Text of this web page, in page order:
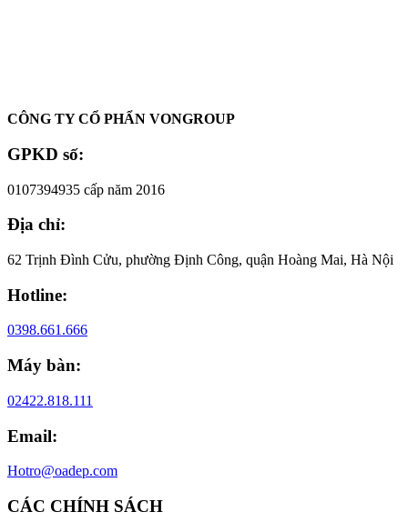
CÔNG TY CỔ PHẨN VONGROUP
GPKD số:
0107394935 cấp năm 2016
Địa chỉ:
62 Trịnh Đình Cửu, phường Định Công, quận Hoàng Mai, Hà Nội
Hotline:
0398.661.666
Máy bàn:
02422.818.111
Email:
Hotro@oadep.com
CÁC CHÍNH SÁCH